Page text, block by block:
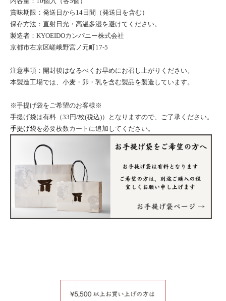
賞味期限：発送日から14日間（発送日を含む）
保存方法：直射日光・高温多湿を避けてください。
製造者：KYOEIDOカンパニー株式会社
京都市右京区嵯峨野宮ノ元町17-5
注意事項：開封後はなるべくお早めにお召し上がりください。
本製造工場では、小麦・卵・乳を含む製品を製造しています。
※手提げ袋をご希望のお客様※
手提げ袋は有料（33円/枚(税込)）となりますので、ご了承ください。
手提げ袋を必要枚数カートに追加してください。